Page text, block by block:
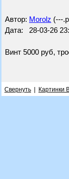
Автор: Morolz (---
Дата: 28-03-26
Винт 5000 руб,
Свернуть Картинки